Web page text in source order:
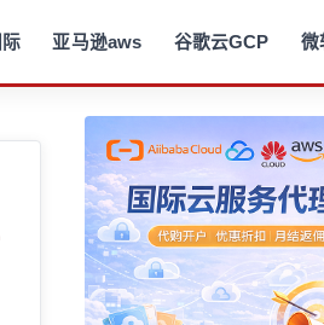
亚马逊aws 谷歌云GCP 微